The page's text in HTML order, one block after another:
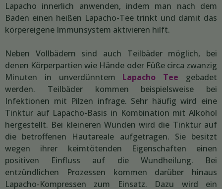
Lapacho innerlich anwenden, indem man nach dem
Baden einen heißen Lapacho-Tee trinkt und damit das
körpereigene Immunsystem aktivieren hilft.
Neben Vollbädern sind auch Teilbäder möglich, bei
denen Körperpartien wie Hände oder Füße circa zwanzig
Minuten in unverdünntem Lapacho Tee
gebadet
werden. Teilbäder kommen beispielsweise bei
Infektionen mit Pilzen infrage. Sehr häufig wird eine
Tinktur auf Lapacho-Basis in Kombination mit Alkohol
hergestellt. Bei kleineren Wunden wird die Tinktur auf
die betroffenen Hautareale aufgetragen. Sie besitzt
wegen ihrer keimtötenden Eigenschaften einen
positiven Einfluss auf die Wundheilung. Bei
entzündlichen Prozessen kommen darüber hinaus
Lapacho-Kompressen zum Einsatz. Dazu wird ein